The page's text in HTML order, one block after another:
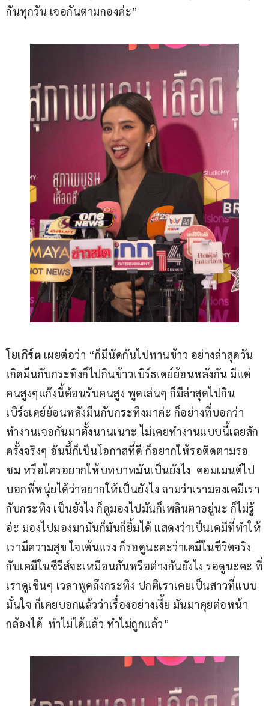
กันทุกวัน เจอกันตามกองค่ะ”
โยเกิร์ต เผยต่อว่า “ก็มีนัดกันไปทานข้าว อย่างล่าสุดวัน
เกิดมีนกับกระทิงก็ไปกินข้าวเบิร์ธเดย์ย้อนหลังกัน มีแต่
คนสูงๆแก๊งนี้ต้อนรับคนสูง พูดเล่นๆ ก็มีล่าสุดไปกิน
เบิร์ธเดย์ย้อนหลังมีนกับกระทิงมาค่ะ ก็อย่างที่บอกว่า
ทำงานเจอกันมาตั้งนานเนาะ ไม่เคยทำงานแบบนี้เลยสัก
ครั้งจริงๆ อันนี้ก็เป็นโอกาสที่ดี ก็อยากให้รอติดตามรอ
ชม หรือใครอยากให้บทบาทมันเป็นยังไง  คอมเมนต์ไป
บอกพี่หนุ่ยได้ว่าอยากให้เป็นยังไง ถามว่าเรามองเคมีเรา
กับกระทิง เป็นยังไง ก็ดูมองไปมันก็เพลินตาอยู่นะ ก็ไม่รู้
อ่ะ มองไปมองมามันก็มันก็ยิ้มได้ แสดงว่าเป็นเคมีที่ทำให้
เรามีความสุข ใจเต้นแรง ก็รอดูนะคะว่าเคมีในชีวิตจริง
กับเคมีในซีรีส์จะเหมือนกันหรือต่างกันยังไง รอดูนะคะ ที่
เราดูเขินๆ เวลาพูดถึงกระทิง ปกติเราเคยเป็นสาวที่แบบ
มั่นใจ ก็เคยบอกแล้วว่าเรื่องอย่างเงี้ย มันมาคุยต่อหน้า
กล้องได้  ทำไม่ได้แล้ว ทำไม่ถูกแล้ว”